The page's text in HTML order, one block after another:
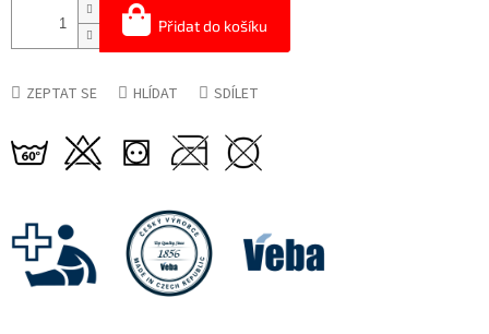
Přidat do košíku
ZEPTAT SE HLÍDAT SDÍLET